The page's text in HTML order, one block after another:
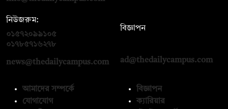
নিউজরুম:
০১৫৭২০৯৯১০৫
০১৭৮৫৭১৬২৭৮
news@thedailycampus.com
বিজ্ঞাপন
ad@thedailycampus.com
আমাদের সম্পর্কে
যোগাযোগ
বিজ্ঞাপন
ক্যারিয়ার